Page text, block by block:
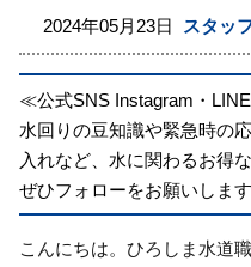
2024年05月23日 スタッ
≪公式SNS Instagram・
水回りの豆知識や緊急時の
入れなど、水に関わるお得
ぜひフォローをお願いします
こんにちは。ひろしま水道職